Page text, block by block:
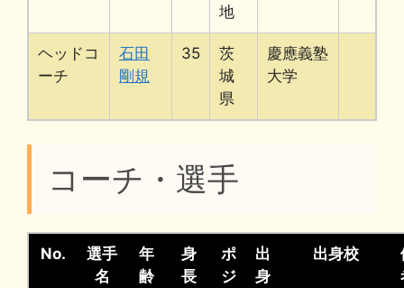
地
ヘッドコ
ーチ
石田
剛規
35
茨
城
県
慶應義塾
大学
コーチ・選手
No.
選手
名
年
齢
身
長
ポ
ジ
出
身
出身校